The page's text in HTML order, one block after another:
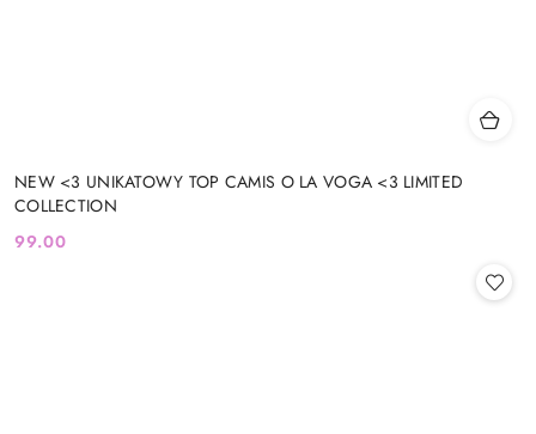
NEW <3 UNIKATOWY TOP CAMIS O LA VOGA <3 LIMITED
COLLECTION
Cena:
99.00